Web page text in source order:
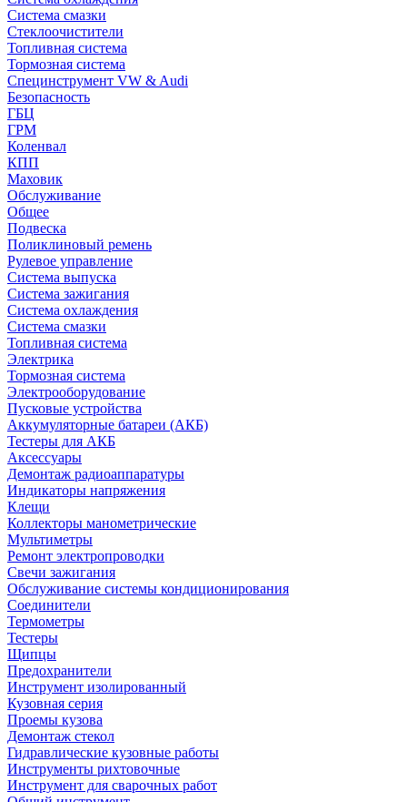
Система смазки
Стеклоочистители
Топливная система
Тормозная система
Специнструмент VW & Audi
Безопасность
ГБЦ
ГРМ
Коленвал
КПП
Маховик
Обслуживание
Общее
Подвеска
Поликлиновый ремень
Рулевое управление
Система выпуска
Система зажигания
Система охлаждения
Система смазки
Топливная система
Электрика
Тормозная система
Электрооборудование
Пусковые устройства
Аккумуляторные батареи (АКБ)
Тестеры для АКБ
Аксессуары
Демонтаж радиоаппаратуры
Индикаторы напряжения
Клещи
Коллекторы манометрические
Мультиметры
Ремонт электропроводки
Свечи зажигания
Обслуживание системы кондиционирования
Соединители
Термометры
Тестеры
Щипцы
Предохранители
Инструмент изолированный
Кузовная серия
Проемы кузова
Демонтаж стекол
Гидравлические кузовные работы
Инструменты рихтовочные
Инструмент для сварочных работ